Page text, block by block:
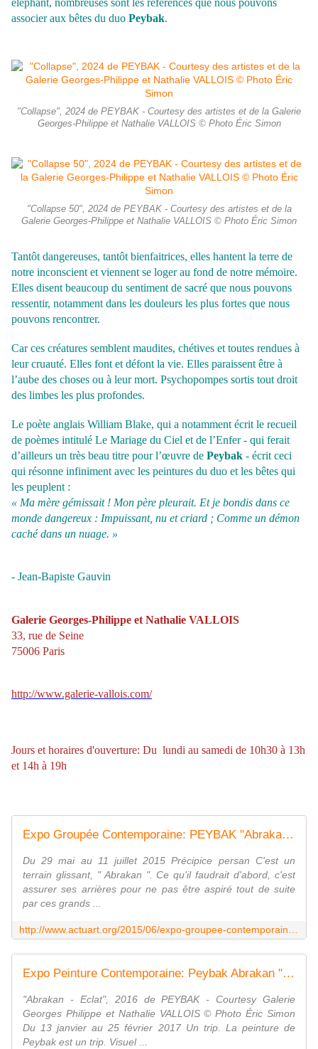
éléphant, nombreuses sont les références que nous pouvons
associer aux bêtes du duo Peybak.
"Collapse", 2024 de PEYBAK - Courtesy des artistes et de la Galerie
Georges-Philippe et Nathalie VALLOIS © Photo Éric Simon
"Collapse 50", 2024 de PEYBAK - Courtesy des artistes et de la
Galerie Georges-Philippe et Nathalie VALLOIS © Photo Éric Simon
Tantôt dangereuses, tantôt bienfaitrices, elles hantent la terre de
notre inconscient et viennent se loger au fond de notre mémoire.
Elles disent beaucoup du sentiment de sacré que nous pouvons
ressentir, notamment dans les douleurs les plus fortes que nous
pouvons rencontrer.
Car ces créatures semblent maudites, chétives et toutes rendues à
leur cruauté. Elles font et défont la vie. Elles paraissent être à
l’aube des choses ou à leur mort. Psychopompes sortis tout droit
des limbes les plus profondes.
Le poète anglais William Blake, qui a notamment écrit le recueil
de poèmes intitulé Le Mariage du Ciel et de l’Enfer - qui ferait
d’ailleurs un très beau titre pour l’œuvre de Peybak - écrit ceci
qui résonne infiniment avec les peintures du duo et les bêtes qui
les peuplent :
« Ma mère gémissait ! Mon père pleurait. Et je bondis dans ce
monde dangereux : Impuissant, nu et criard ; Comme un démon
caché dans un nuage. »
- Jean-Bapiste Gauvin
Galerie Georges-Philippe et Nathalie VALLOIS
33, rue de Seine
75006 Paris
http://www.galerie-vallois.com/
Jours et horaires d'ouverture: Du lundi au samedi de 10h30 à 13h
et 14h à 19h
Expo Groupée Contemporaine: PEYBAK "Abrakan (naissance)" - ACTUART by Eric SIMON
Du 29 mai au 11 juillet 2015 Précipice persan C'est un
terrain glissant, " Abrakan ". Ce qu'il faudrait d'abord, c'est
assurer ses arrières pour ne pas être aspiré tout de suite
par ces grands ...
Expo Peinture Contemporaine: Peybak Abrakan "Éclat" - ACTUART by Eric SIMON
"Abrakan - Eclat", 2016 de PEYBAK - Courtesy Galerie
Georges Philippe et Nathalie VALLOIS © Photo Éric Simon
Du 13 janvier au 25 février 2017 Un trip. La peinture de
Peybak est un trip. Visuel ...